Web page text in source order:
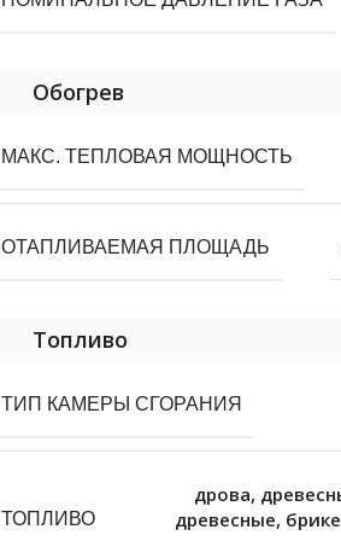
Обогрев
МАКС. ТЕПЛОВАЯ МОЩНОСТЬ
ОТАПЛИВАЕМАЯ ПЛОЩАДЬ
Топливо
ТИП КАМЕРЫ СГОРАНИЯ
ТОПЛИВО
дрова,
древесные,